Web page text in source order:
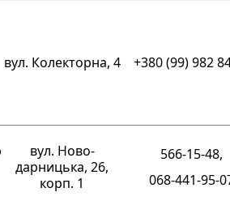
вул. Колекторна, 4 +380 (99) 982
вул. Ново-
дарницька, 26,
корп. 1
566-15-48,
068-441-95-